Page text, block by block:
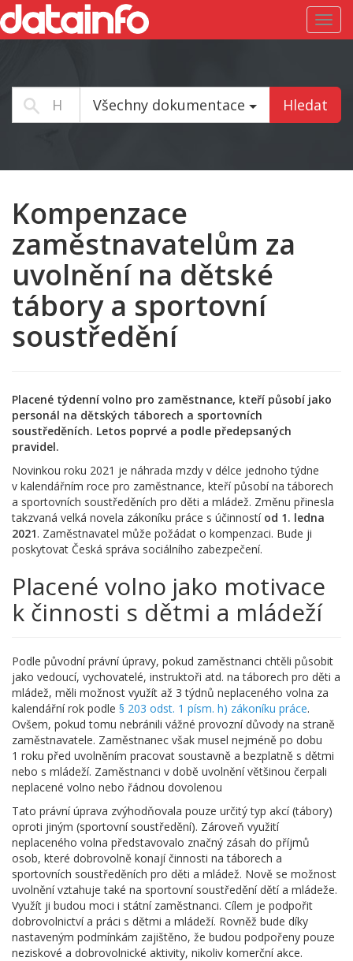
Všechny dokumentace Hledat
Kompenzace
zaměstnavatelům za
uvolnění na dětské
tábory a sportovní
soustředění
Placené týdenní volno pro zaměstnance, kteří působí jako
personál na dětských táborech a sportovních
soustředěních. Letos poprvé a podle předepsaných
pravidel.
Novinkou roku 2021 je náhrada mzdy v délce jednoho týdne
v kalendářním roce pro zaměstnance, kteří působí na táborech
a sportovních soustředěních pro děti a mládež. Změnu přinesla
takzvaná velká novela zákoníku práce s účinnostíod 1. ledna
2021. Zaměstnavatel může požádat o kompenzaci. Bude ji
poskytovat Česká správa sociálního zabezpečení.
Placené volno jako motivace
k činnosti s dětmi a mládeží
Podle původní právní úpravy, pokud zaměstnanci chtěli působit
jako vedoucí, vychovatelé, instruktoři atd. na táborech pro děti a
mládež, měli možnost využít až 3 týdnů neplaceného volna za
kalendářní rok podle § 203 odst. 1 písm. h) zákoníku práce.
Ovšem, pokud tomu nebránili vážné provozní důvody na straně
zaměstnavatele. Zaměstnanec však musel nejméně po dobu
1 roku před uvolněním pracovat soustavně a bezplatně s dětmi
nebo s mládeží. Zaměstnanci v době uvolnění většinou čerpali
neplacené volno nebo řádnou dovolenou
Tato právní úprava zvýhodňovala pouze určitý typ akcí (tábory)
oproti jiným (sportovní soustředění). Zároveň využití
neplaceného volna představovalo značný zásah do příjmů
osob, které dobrovolně konají činnosti na táborech a
sportovních soustředěních pro děti a mládež. Nově se možnost
uvolnění vztahuje také na sportovní soustředění dětí a mládeže.
Využít ji budou moci i státní zaměstnanci. Cílem je podpořit
dobrovolnictví a práci s dětmi a mládeží. Rovněž bude díky
nastaveným podmínkám zajištěno, že budou podpořeny pouze
neziskové a dobrovolnické aktivity, nikoliv komerční akce.